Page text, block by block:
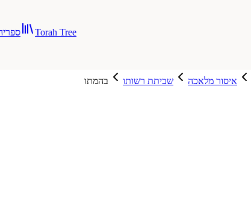
Torah Tree
איסור מלאכה שביתת רשותו
בהמתו